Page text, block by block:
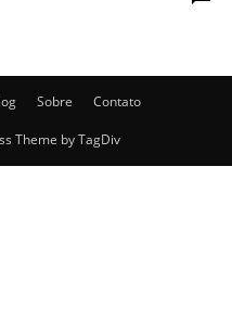
Sobre Contato
Theme by TagDiv